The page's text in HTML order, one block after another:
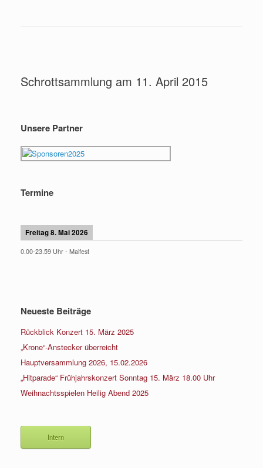
Schrottsammlung am 11. April 2015
Unsere Partner
Termine
Freitag 8. Mai 2026
0.00-23.59 Uhr - Maifest
Neueste Beiträge
Rückblick Konzert 15. März 2025
„Krone“-Anstecker überreicht
Hauptversammlung 2026, 15.02.2026
„Hitparade“ Frühjahrskonzert Sonntag 15. März 18.00 Uhr
Weihnachtsspielen Heilig Abend 2025
Intern